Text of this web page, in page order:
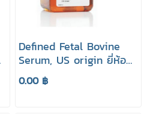
Defined Fetal Bovine
Serum, US origin ยี่ห้อ
HyClone
0.00 ฿